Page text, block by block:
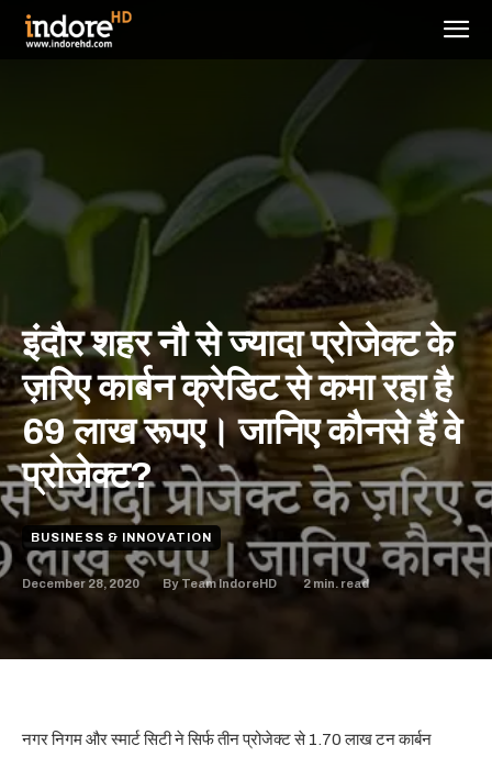
इंदौर शहर नौ से ज्यादा प्रोजेक्ट के
ज़रिए कार्बन क्रेडिट से कमा रहा है
69 लाख रूपए। जानिए कौनसे हैं वे
प्रोजेक्ट?
BUSINESS & INNOVATION
December 28, 2020 By Team IndoreHD 2min. read
नगर निगम और स्मार्ट सिटी ने सिर्फ तीन प्रोजेक्ट से 1.70 लाख टन कार्बन